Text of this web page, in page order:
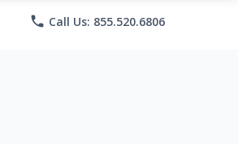
phone Call Us: 855.520.6806